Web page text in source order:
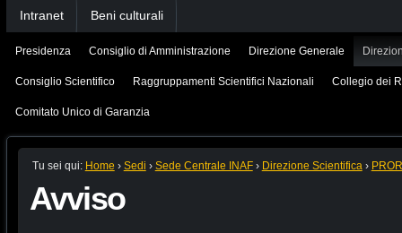
Intranet Beni culturali
Presidenza Consiglio di Amministrazione Direzione Generale
Consiglio Scientifico Raggruppamenti Scientifici Nazionali Collegio dei
Comitato Unico di Garanzia
Tu sei qui: Home › Sedi › Sede Centrale INAF › Direzione Scientifica ›
Avviso